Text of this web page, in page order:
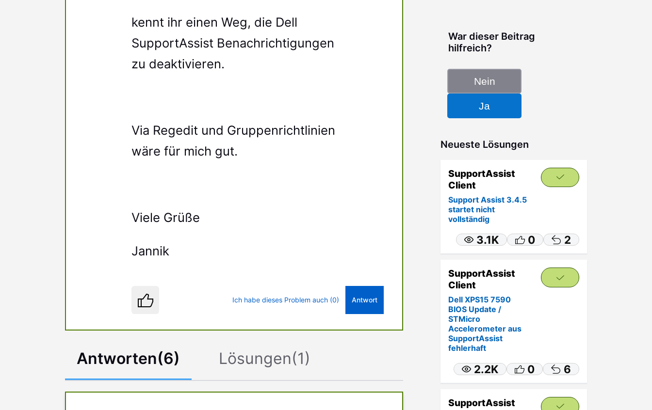
kennt ihr einen Weg, die Dell
SupportAssist Benachrichtigungen
zu deaktivieren.
Via Regedit und Gruppenrichtlinien
wäre für mich gut.
Viele Grüße
Jannik
Ich habe dieses Problem auch (0) Antwort
Antworten(6) Lösungen(1)
War dieser Beitrag
hilfreich?
Nein
Ja
Neueste Lösungen
SupportAssist
Client
Support Assist 3.4.5
startet nicht
vollständig
3.1K 0 2
SupportAssist
Client
Dell XPS15 7590
BIOS Update /
STMicro
Accelerometer aus
SupportAssist
fehlerhaft
2.2K 0 6
SupportAssist